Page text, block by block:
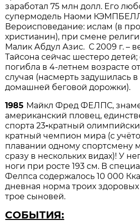
заработал 75 млн долл. Его
супермодель Наоми
Вероисповедание: ислам (в
христианин), при смене
Малик Абдул Азис. С 2009 г. –
Тайсона сейчас шестеро детей;
погибла в 4-летнем возрасте
случая (насмерть задушилась
домашней беговой дорожки).
1985 Майкл Фред ФЕЛПС,
американский пловец,
спорта 23-кратный
кратный чемпион мира (с
плавании одному спортсмену
сразу в нескольких видах)! У
ноги при росте 193 см. В
Фелпса содержалось 10 000
дневная норма троих
трое сыновей.
СОБЫТИЯ: